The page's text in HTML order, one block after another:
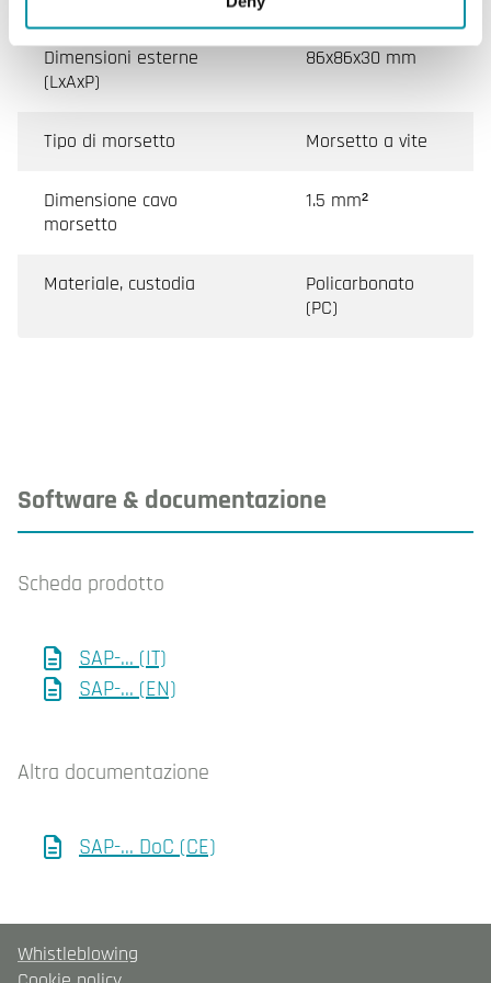
Dimensioni esterne
(LxAxP)
86x86x30 mm
Tipo di morsetto Morsetto a vite
Dimensione cavo
morsetto
1.5 mm²
Materiale, custodia
Policarbonato
(PC)
Software & documentazione
Scheda prodotto
SAP-... (IT)
SAP-... (EN)
Altra documentazione
SAP-... DoC (CE)
Whistleblowing